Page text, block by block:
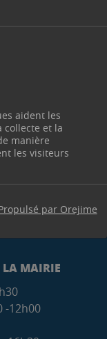
aident les
collecte et la
manière
les visiteurs
par Orejime
des
LA MAIRIE
-12h00